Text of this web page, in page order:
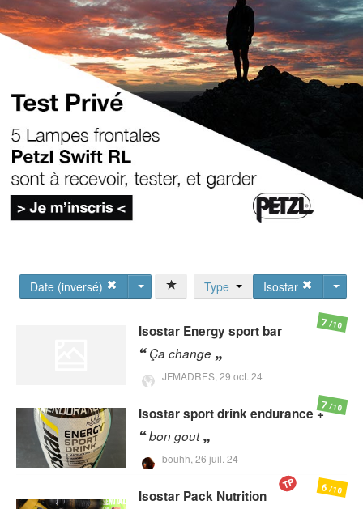
Date (inversé) Isostar
Type
Isostar Energy sport bar
Ça change
JFMADRES, 29 oct. 24
7/10
Isostarsport drink endurance +
bon gout
bouhh, 26 juil. 24
7/10
Isostar Pack Nutrition 6/10
TP